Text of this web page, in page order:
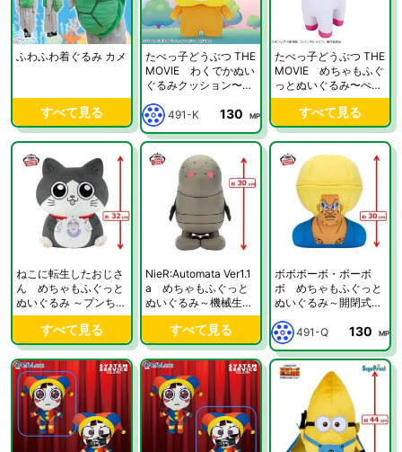
ふわふわ着ぐるみ カメ
すべて見る
たべっ子どうぶつ THE
MOVIE わくでかぬい
ぐるみクッション〜ら
491-K
130 MP
たべっ子どうぶつ THE
MOVIE めちゃもふぐ
っとぬいぐるみ〜ぺが
さすちゃん〜
すべて見る
ねこに転生したおじさ
ん めちゃもふぐっと
ぬいぐるみ ～プンちゃ
ん～
すべて見る
NieR:Automata Ver1.1
a めちゃもふぐっと
ぬいぐるみ～機械生命
体～
すべて見る
ボボボーボ・ボーボ
ボ めちゃもふぐっと
ぬいぐるみ～開閉式ボ
491-Q
130 MP